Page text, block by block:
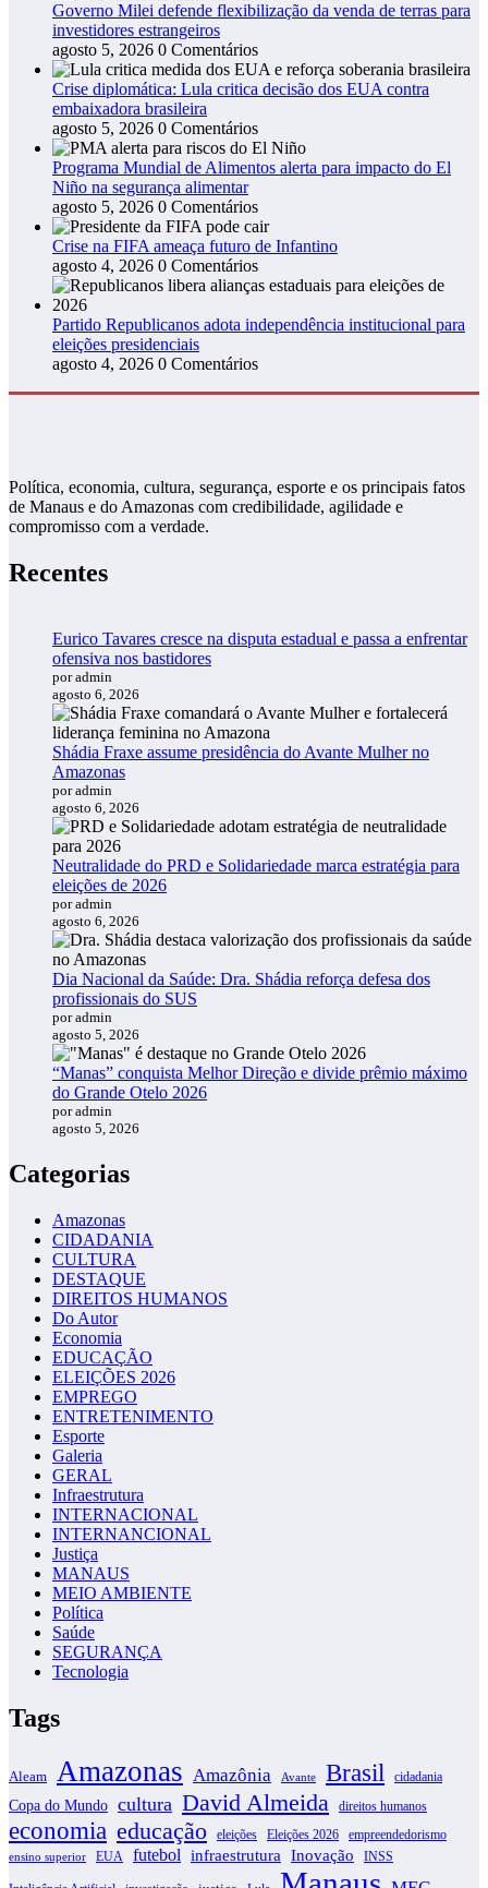
Governo Milei defende flexibilização da venda de terras para
investidores estrangeiros
agosto 5, 2026 0 Comentários
Crise diplomática: Lula critica decisão dos EUA contra
embaixadora brasileira
agosto 5, 2026 0 Comentários
Programa Mundial de Alimentos alerta para impacto do El
Niño na segurança alimentar
agosto 5, 2026 0 Comentários
Crise na FIFA ameaça futuro de Infantino
agosto 4, 2026 0 Comentários
Partido Republicanos adota independência institucional para
eleições presidenciais
agosto 4, 2026 0 Comentários
Política, economia, cultura, segurança, esporte e os principais fatos
de Manaus e do Amazonas com credibilidade, agilidade e
compromisso com a verdade.
Recentes
Eurico Tavares cresce na disputa estadual e passa a enfrentar
ofensiva nos bastidores
por admin
agosto 6, 2026
Shádia Fraxe assume presidência do Avante Mulher no
Amazonas
por admin
agosto 6, 2026
Neutralidade do PRD e Solidariedade marca estratégia para
eleições de 2026
por admin
agosto 6, 2026
Dia Nacional da Saúde: Dra. Shádia reforça defesa dos
profissionais do SUS
por admin
agosto 5, 2026
“Manas” conquista Melhor Direção e divide prêmio máximo
do Grande Otelo 2026
por admin
agosto 5, 2026
Categorias
Amazonas
CIDADANIA
CULTURA
DESTAQUE
DIREITOS HUMANOS
Do Autor
Economia
EDUCAÇÃO
ELEIÇÕES 2026
EMPREGO
ENTRETENIMENTO
Esporte
Galeria
GERAL
Infraestrutura
INTERNACIONAL
INTERNANCIONAL
Justiça
MANAUS
MEIO AMBIENTE
Política
Saúde
SEGURANÇA
Tecnologia
Tags
Aleam Amazonas Amazônia Avante Brasil cidadania
Copa do Mundo cultura David Almeida direitos humanos
economia educação eleições Eleições 2026 empreendedorismo
ensino superior EUA futebol infraestrutura Inovação INSS